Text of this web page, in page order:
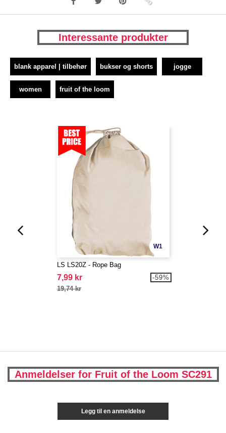
Interessante produkter
blank apparel | tilbehør bukser og shorts jogge
women fruit of the loom
W1
LS LS20Z - Rope Bag
7,99 kr
19,74 kr
-59%
Anmeldelser for Fruit of the Loom SC291
Legg til en anmeldelse